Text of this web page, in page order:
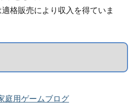
格販売により収入を得ていま
庭用ゲームブログ